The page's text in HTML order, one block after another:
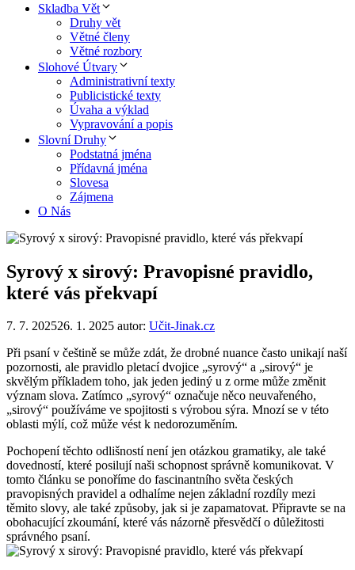
Skladba Vět
Druhy vět
Větné členy
Větné rozbory
Slohové Útvary
Administrativní texty
Publicistické texty
Úvaha a výklad
Vypravování a popis
Slovní Druhy
Podstatná jména
Přídavná jména
Slovesa
Zájmena
O Nás
Syrový x sirový: Pravopisné pravidlo,
které vás překvapí
7. 7. 202526. 1. 2025 autor: Učit-Jinak.cz
Při psaní v češtině se může zdát, že drobné nuance často unikají naší
pozornosti, ale pravidlo pletací dvojice „syrový“ a „sirový“ je
skvělým příkladem toho, jak jeden jediný u z orme může změnit
význam slova. Zatímco „syrový“ označuje něco neuvařeného,
„sirový“ používáme ve spojitosti s výrobou sýra. Mnozí se v této
oblasti mýlí, což může vést k nedorozuměním.
Pochopení těchto odlišností není jen otázkou gramatiky, ale také
dovedností, které posilují naši schopnost správně komunikovat. V
tomto článku se ponoříme do fascinantního světa českých
pravopisných pravidel a odhalíme nejen základní rozdíly mezi
těmito slovy, ale také způsoby, jak si je zapamatovat. Připravte se na
obohacující zkoumání, které vás názorně přesvědčí o důležitosti
správného psaní.